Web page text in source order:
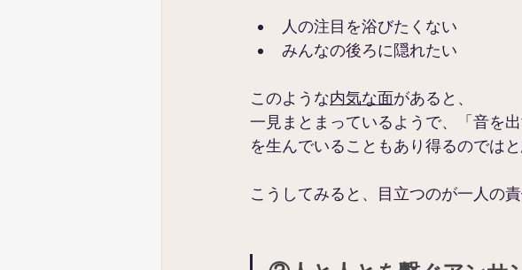
人の注目を浴びたくない
みんなの後ろに隠れたい
このような内気な面があると、
一見まとまっているようで、「音を
を生んでいることもあり得るのではと
こうしてみると、目立つのが一人の